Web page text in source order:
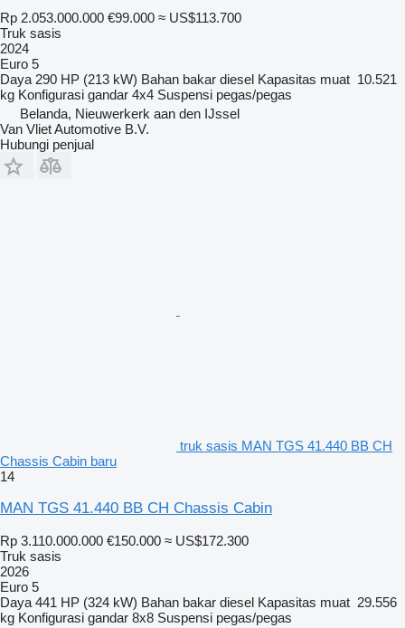
Rp 2.053.000.000 €99.000 ≈ US$113.700
Truk sasis
2024
Euro 5
Daya 290 HP (213 kW) Bahan bakar diesel Kapasitas muat 10.521
kg Konfigurasi gandar 4x4 Suspensi pegas/pegas
Belanda, Nieuwerkerk aan den IJssel
Van Vliet Automotive B.V.
Hubungi penjual
truk sasis MAN TGS 41.440 BB CH
Chassis Cabin baru
14
MAN TGS 41.440 BB CH Chassis Cabin
Rp 3.110.000.000 €150.000 ≈ US$172.300
Truk sasis
2026
Euro 5
Daya 441 HP (324 kW) Bahan bakar diesel Kapasitas muat 29.556
kg Konfigurasi gandar 8x8 Suspensi pegas/pegas